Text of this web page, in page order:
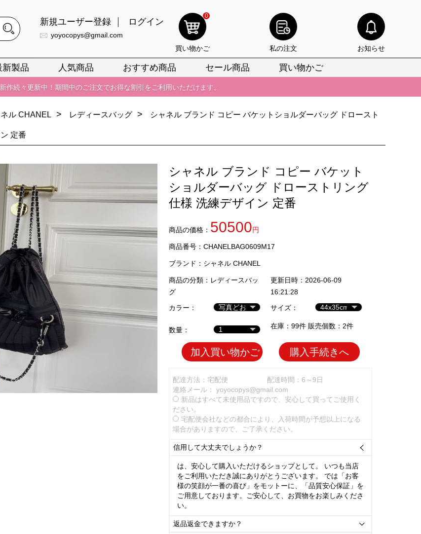
新規ユーザー登録 ログイン
yoyocopys@gmail.com
0
買い物かご 私の注文 お知らせ
新製品 人気商品 おすすめ商品 セール商品 買い物かご
新作続々更新中！期間中のご注文でお得な割引をご利用いただけます。
スーパーコピーのみ取扱い。最高品質の再現度を安心してお選びいただけます。
作続々更新中！期間中のご注文でお得な割引をご利用いただけます。
ル CHANEL > レディースバッグ > シャネル ブランド コピー バケットショルダーバッグ ドロースト
定番
シャネル ブランド コピー バケット
ショルダーバッグ ドローストリング
仕様 洗練デザイン 定番
商品の価格： 50500円
商品番号：CHANELBAG0609M17
ブランド： シャネル CHANEL
商品の分類： レディースバッ
グ
更新日時：2026-06-09
16:21:28
カラー：
サイズ：
数量： 在庫：99件 販売個数：2件
加入買い物かご 購入手続きへ
配達方法：宅配便
配達時間：6～9日
連絡メール： yoyocopys@gmail.com
新品はすべて未使用品ですので、安心して買ってご使用く
ださい。
宅配便会社などの都合により、入荷時間が予想以上になる
場合がありますので、ご了承ください。
信用して大丈夫でしょうか？ 
は、安心して購入いただけるショップとして。 いつも当店
をご利用いただき誠にありがとうございます。 では「お客
様の笑顔が一番の喜び」をモットーに、「品質安心保証」を
ご用意しております。ご安心して、お買物をお楽しみくださ
い。
返品返金できますか？ 